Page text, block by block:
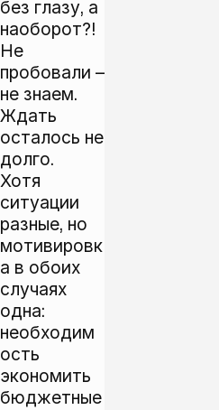
без глазу, а
наоборот?!
Не
пробовали –
не знаем.
Ждать
осталось не
долго.
Хотя
ситуации
разные, но
мотивировк
а в обоих
случаях
одна:
необходим
ость
экономить
бюджетные